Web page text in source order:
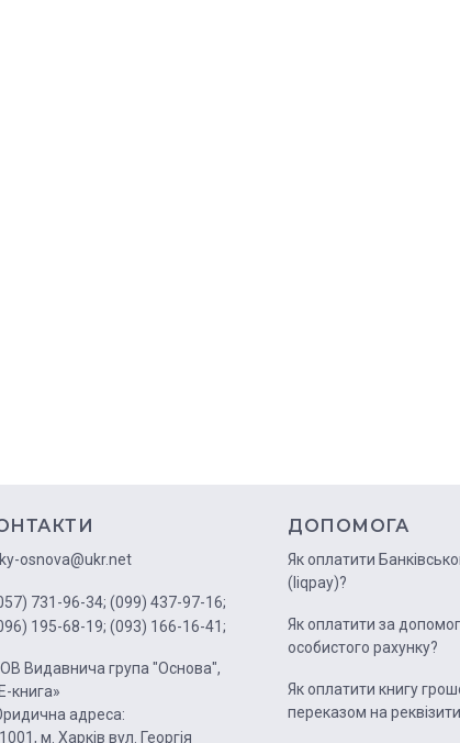
osnova@ukr.net
731-96-34; (099) 437-97-16;
195-68-19; (093) 166-16-41;
Видавнича група "Основа",
книга»
адреса:
м. Харків вул. Георгія
ДОПОМОГА
Як оплатити
(liqpay)?
Як оплатити за
особистого рахунку?
Як оплатити книгу
переказом на